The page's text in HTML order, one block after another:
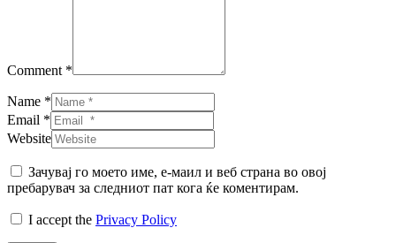
Comment *
Name *
Email *
Website
Зачувај го моето име, е-маил и веб страна во овој
пребарувач за следниот пат кога ќе коментирам.
I accept the Privacy Policy